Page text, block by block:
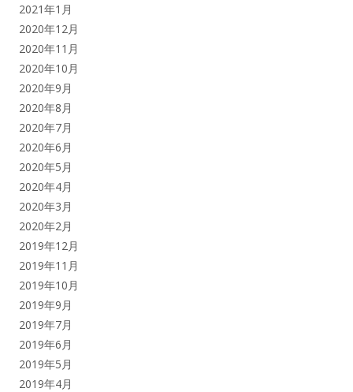
2021年1月
2020年12月
2020年11月
2020年10月
2020年9月
2020年8月
2020年7月
2020年6月
2020年5月
2020年4月
2020年3月
2020年2月
2019年12月
2019年11月
2019年10月
2019年9月
2019年7月
2019年6月
2019年5月
2019年4月